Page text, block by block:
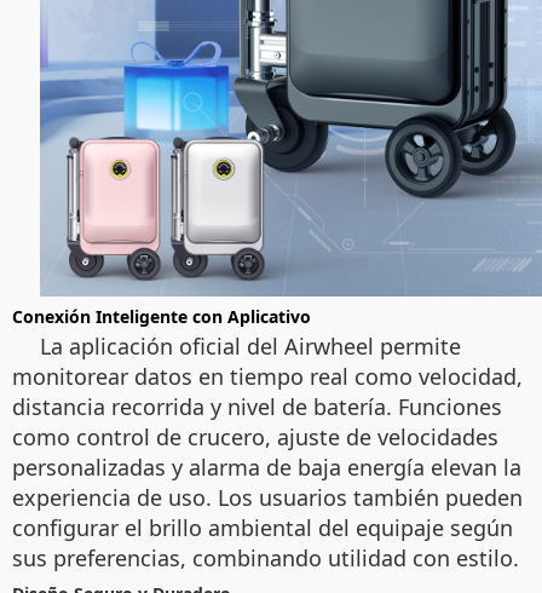
Conexión Inteligente con Aplicativo
La aplicación oficial del Airwheel permite
monitorear datos en tiempo real como velocidad,
distancia recorrida y nivel de batería. Funciones
como control de crucero, ajuste de velocidades
personalizadas y alarma de baja energía elevan la
experiencia de uso. Los usuarios también pueden
configurar el brillo ambiental del equipaje según
sus preferencias, combinando utilidad con estilo.